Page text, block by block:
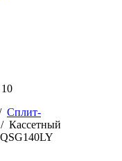
Сплит-
/ Кассетный